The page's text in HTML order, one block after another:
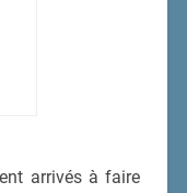
arrivés à faire